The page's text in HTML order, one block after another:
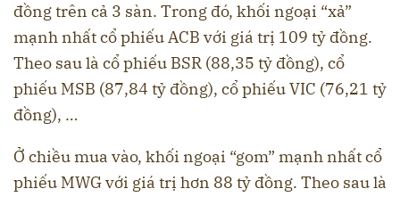
đồng trên cả 3 sàn. Trong đó, khối ngoại “xả”
mạnh nhất cổ phiếu ACB với giá trị 109 tỷ đồng.
Theo sau là cổ phiếu BSR (88,35 tỷ đồng), cổ
phiếu MSB (87,84 tỷ đồng), cổ phiếu VIC (76,21 tỷ
đồng), …
Ở chiều mua vào, khối ngoại “gom” mạnh nhất cổ
phiếu MWG với giá trị hơn 88 tỷ đồng. Theo sau là